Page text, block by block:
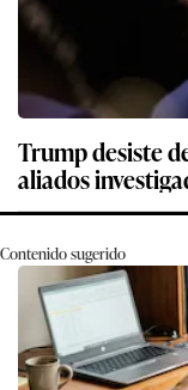
Trump desiste
aliados
Contenido sugerido